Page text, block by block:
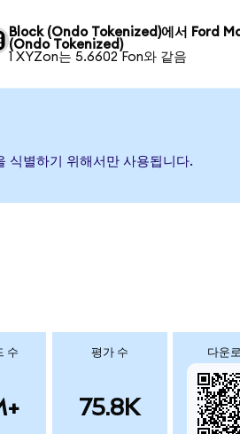
Block (Ondo Tokenized)에서 Ford
(Ondo Tokenized)
1 XYZon는 5.6602 Fon와 같음
식별하기 위해서만 사용됩니다.
수 평가 수
75.8K
다운